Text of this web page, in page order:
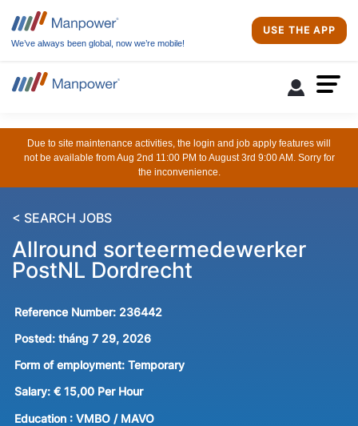
We’ve always been global, now we’re mobile!
USE THE APP
Due to site maintenance activities, the login and job apply features will
not be available from Aug 2nd 11:00 PM to August 3rd 9:00 AM. Sorry for
the inconvenience.
< SEARCH JOBS
Allround sorteermedewerker
PostNL Dordrecht
Reference Number: 236442
Posted: tháng 7 29, 2026
Form of employment: Temporary
Salary: € 15,00 Per Hour
Education : VMBO / MAVO